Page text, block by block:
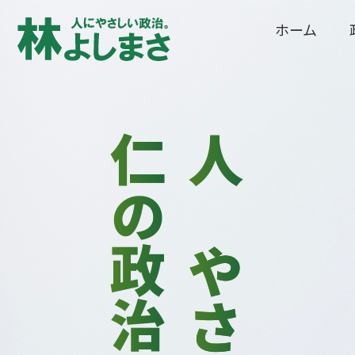
ホーム
人に
仁の政治